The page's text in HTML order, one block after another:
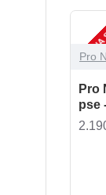
Pro
Pro
pse